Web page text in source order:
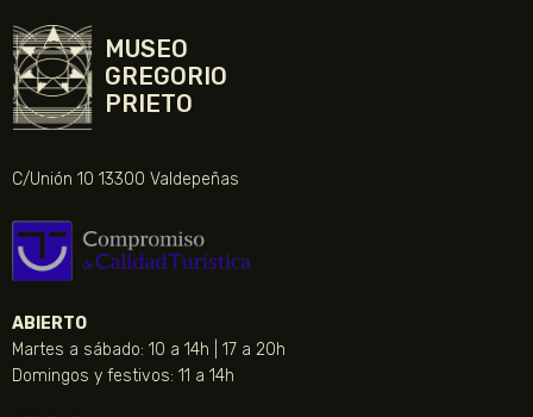
MUSEO
GREGORIO
PRIETO
C/Unión 10 13300 Valdepeñas
ABIERTO
Martes a sábado: 10 a 14h | 17 a 20h
Domingos y festivos: 11 a 14h